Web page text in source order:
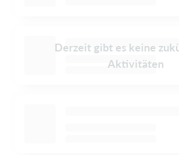
Derzeit gibt es keine
Aktivitäten